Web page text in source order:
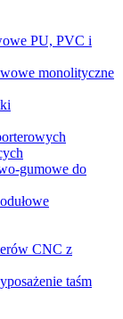
PU, PVC i
monolityczne
gumowe do
CNC z
taśm